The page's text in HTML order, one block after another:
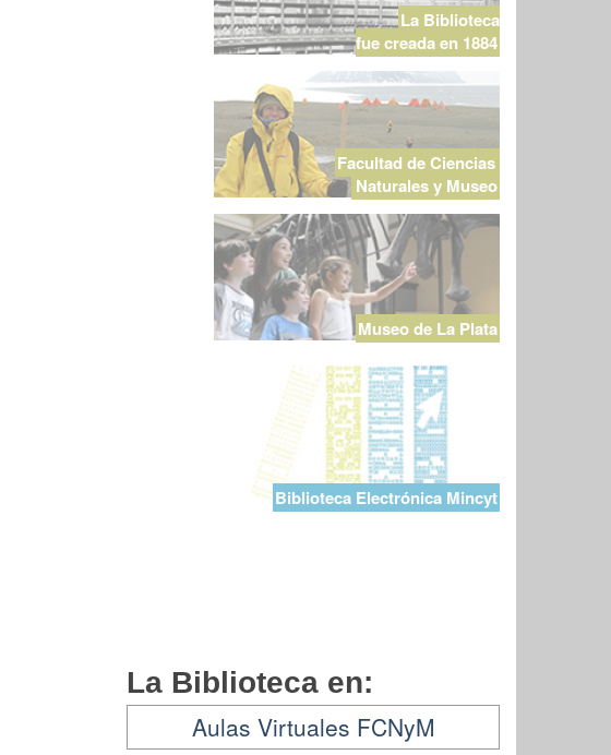
La Biblioteca
fue creada en 1884
Facultad de Ciencias
Naturales y Museo
Museo de La Plata
Biblioteca Electrónica Mincyt
La Biblioteca en:
Aulas Virtuales FCNyM